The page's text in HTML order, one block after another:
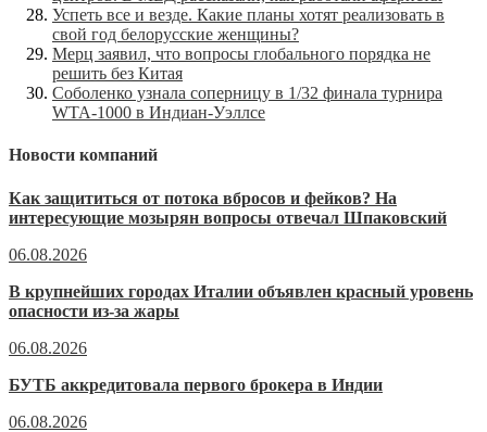
Успеть все и везде. Какие планы хотят реализовать в
свой год белорусские женщины?
Мерц заявил, что вопросы глобального порядка не
решить без Китая
Соболенко узнала соперницу в 1/32 финала турнира
WTA-1000 в Индиан-Уэллсе
Новости компаний
Как защититься от потока вбросов и фейков? На
интересующие мозырян вопросы отвечал Шпаковский
06.08.2026
В крупнейших городах Италии объявлен красный уровень
опасности из-за жары
06.08.2026
БУТБ аккредитовала первого брокера в Индии
06.08.2026